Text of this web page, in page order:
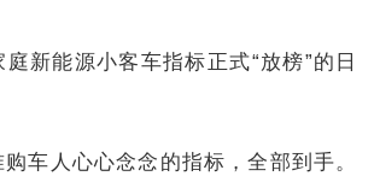
新能源小客车指标正式“放榜”的日
车人心心念念的指标，全部到手。